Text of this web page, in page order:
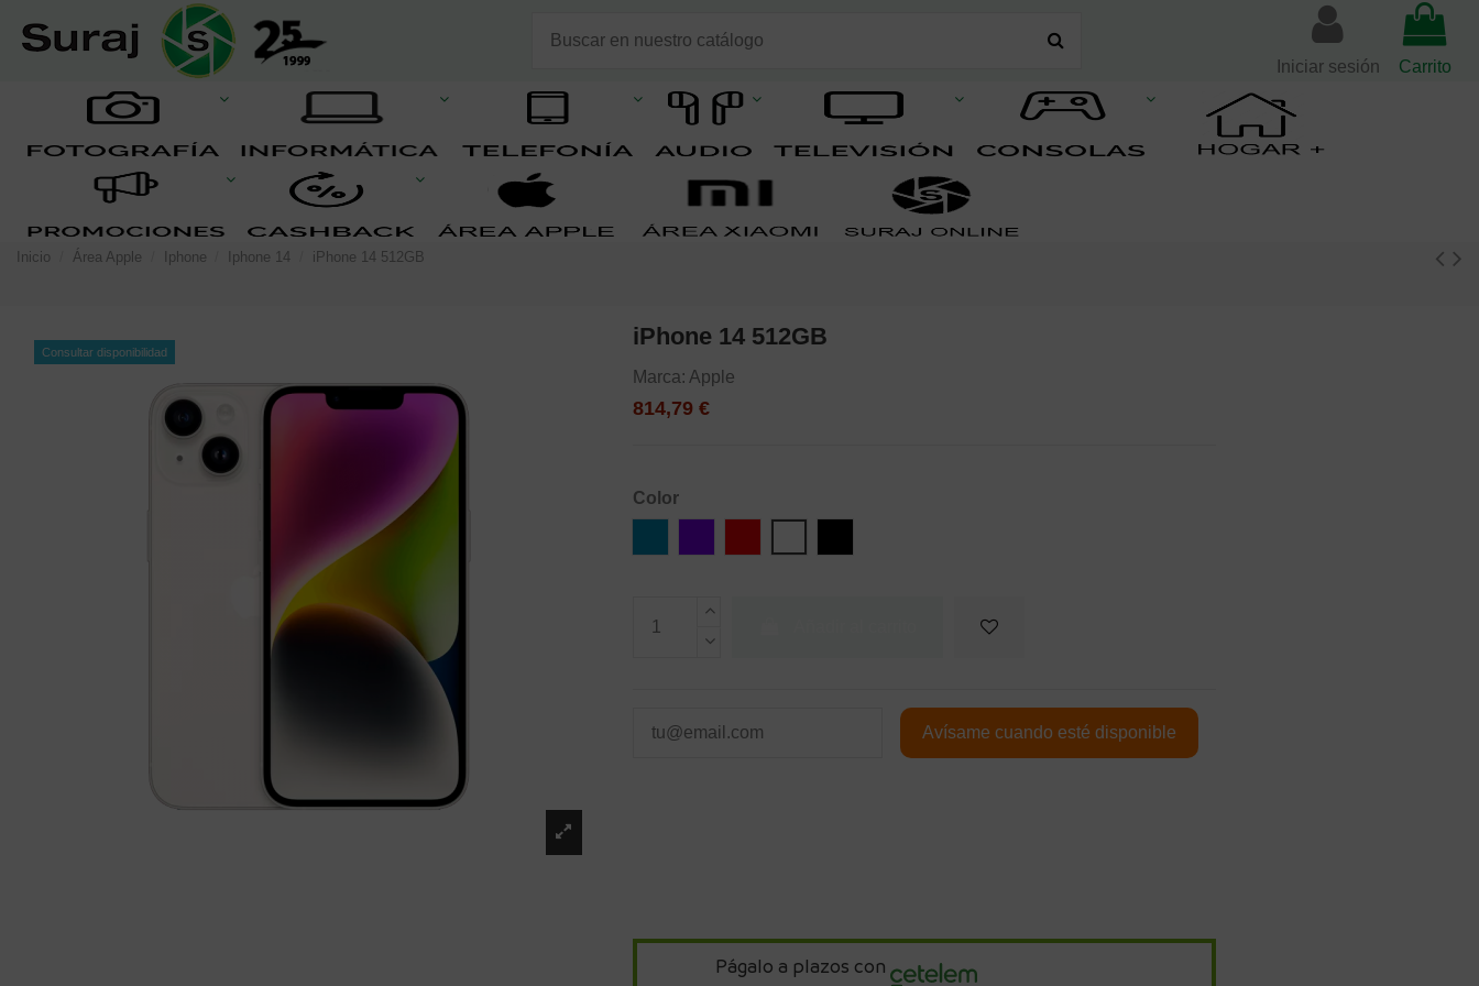
Iniciar sesión Carrito
Inicio Área Apple Iphone Iphone 14 iPhone 14 512GB
Consultar disponibilidad
iPhone 14 512GB
Marca: Apple
814,79 €
Color
Págalo a plazos con